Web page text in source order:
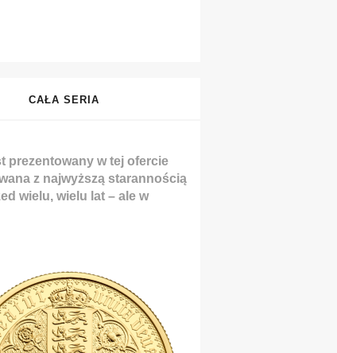
CAŁA SERIA
prezentowany w tej ofercie
z najwyższą starannością
wielu, wielu lat – ale w